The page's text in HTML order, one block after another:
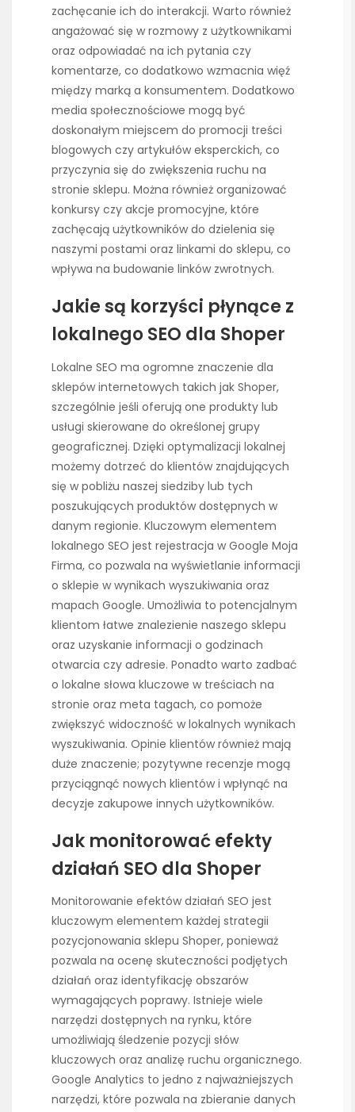
zachęcanie ich do interakcji. Warto również
angażować się w rozmowy z użytkownikami
oraz odpowiadać na ich pytania czy
komentarze, co dodatkowo wzmacnia więź
między marką a konsumentem. Dodatkowo
media społecznościowe mogą być
doskonałym miejscem do promocji treści
blogowych czy artykułów eksperckich, co
przyczynia się do zwiększenia ruchu na
stronie sklepu. Można również organizować
konkursy czy akcje promocyjne, które
zachęcają użytkowników do dzielenia się
naszymi postami oraz linkami do sklepu, co
wpływa na budowanie linków zwrotnych.
Jakie są korzyści płynące z
lokalnego SEO dla Shoper
Lokalne SEO ma ogromne znaczenie dla
sklepów internetowych takich jak Shoper,
szczególnie jeśli oferują one produkty lub
usługi skierowane do określonej grupy
geograficznej. Dzięki optymalizacji lokalnej
możemy dotrzeć do klientów znajdujących
się w pobliżu naszej siedziby lub tych
poszukujących produktów dostępnych w
danym regionie. Kluczowym elementem
lokalnego SEO jest rejestracja w Google Moja
Firma, co pozwala na wyświetlanie informacji
o sklepie w wynikach wyszukiwania oraz
mapach Google. Umożliwia to potencjalnym
klientom łatwe znalezienie naszego sklepu
oraz uzyskanie informacji o godzinach
otwarcia czy adresie. Ponadto warto zadbać
o lokalne słowa kluczowe w treściach na
stronie oraz meta tagach, co pomoże
zwiększyć widoczność w lokalnych wynikach
wyszukiwania. Opinie klientów również mają
duże znaczenie; pozytywne recenzje mogą
przyciągnąć nowych klientów i wpłynąć na
decyzje zakupowe innych użytkowników.
Jak monitorować efekty
działań SEO dla Shoper
Monitorowanie efektów działań SEO jest
kluczowym elementem każdej strategii
pozycjonowania sklepu Shoper, ponieważ
pozwala na ocenę skuteczności podjętych
działań oraz identyfikację obszarów
wymagających poprawy. Istnieje wiele
narzędzi dostępnych na rynku, które
umożliwiają śledzenie pozycji słów
kluczowych oraz analizę ruchu organicznego.
Google Analytics to jedno z najważniejszych
narzędzi, które pozwala na zbieranie danych